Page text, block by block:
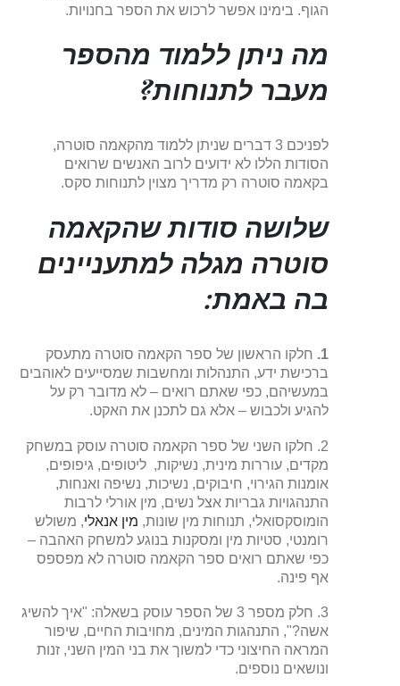
הגוף. בימינו אפשר לרכוש את הספר בחנויות.
מה ניתן ללמוד מהספר
מעבר לתנוחות?
לפניכם 3 דברים שניתן ללמוד מהקאמה סוטרה,
הסודות הללו לא ידועים לרוב האנשים שרואים
בקאמה סוטרה רק מדריך מצוין לתנוחות סקס.
שלושה סודות שהקאמה
סוטרה מגלה למתעניינים
בה באמת:
1. חלקו הראשון של ספר הקאמה סוטרה מתעסק
ברכישת ידע, התנהלות ומחשבות שמסייעים לאוהבים
במעשיהם, כפי שאתם רואים – לא מדובר רק על
להגיע ולכבוש – אלא גם לתכנן את האקט.
2. חלקו השני של ספר הקאמה סוטרה עוסק במשחק
מקדים, עוררות מינית, נשיקות, ליטופים, גיפופים,
אומנות הגירוי, חיבוקים, נשיכות, נשיפה ואנחות,
התנהגויות גבריות אצל נשים, מין אורלי לרבות
הומוסקסואלי, תנוחות מין שונות, מין אנאלי, משולש
רומנטי, סטיות מין ומסקנות בנוגע למשחק האהבה –
כפי שאתם רואים ספר הקאמה סוטרה לא מפספס
אף פינה.
3. חלק מספר 3 של הספר עוסק בשאלה: "איך להשיג
אשה?", התנהגות המינים, מחויבות החיים, שיפור
המראה החיצוני כדי למשוך את בני המין השני, זנות
ונושאים נוספים.